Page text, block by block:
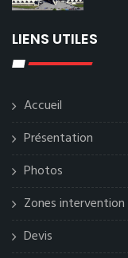
LIENS UTILES
Accueil
Présentation
Photos
Zones intervention
Devis